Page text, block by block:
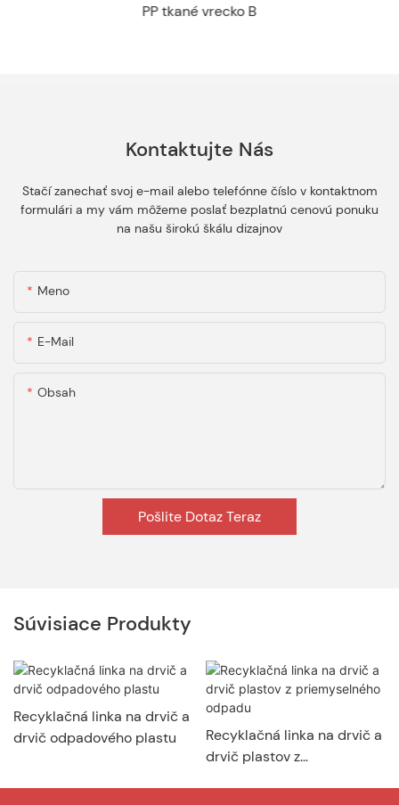
PP tkané vrecko B
Kontaktujte Nás
Stačí zanechať svoj e-mail alebo telefónne číslo v kontaktnom
formulári a my vám môžeme poslať bezplatnú cenovú ponuku
na našu širokú škálu dizajnov
Meno
E-Mail
Obsah
Pošlite Dotaz Teraz
Súvisiace Produkty
Recyklačná linka na drvič a
drvič odpadového plastu
Recyklačná linka na drvič a
drvič plastov z